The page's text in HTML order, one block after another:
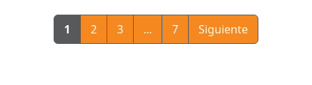
1 2 3 ... 7 Siguiente